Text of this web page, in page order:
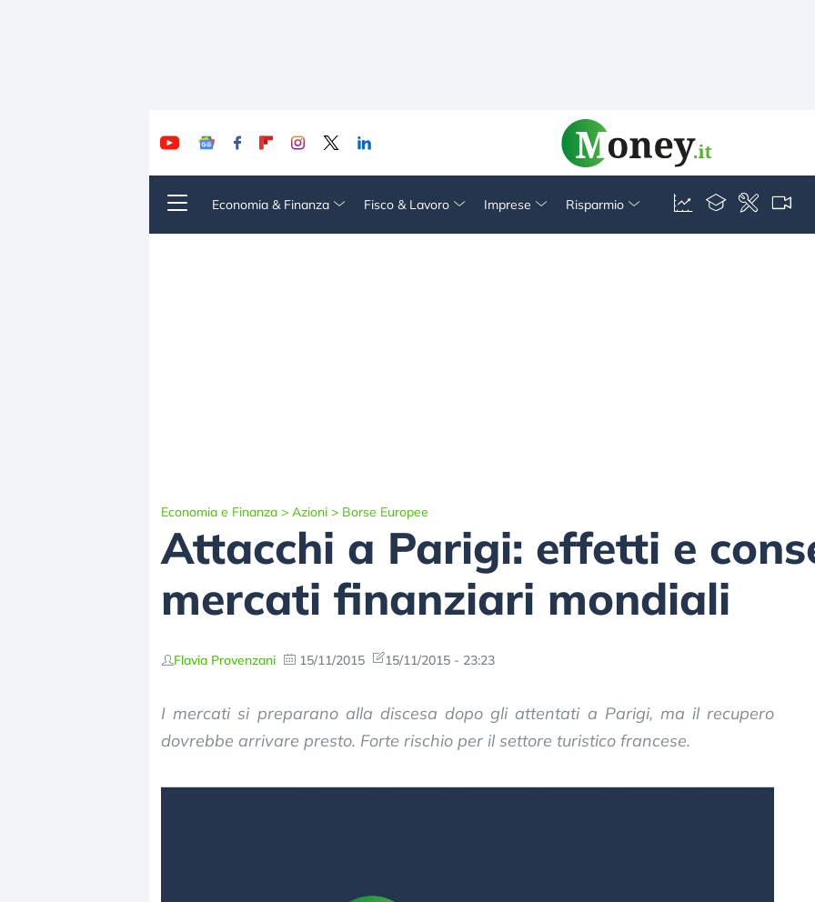
Economia & Finanza Fisco & Lavoro Imprese Risparmio
Economia e Finanza > Azioni > Borse Europee
Attacchi a Parigi: effetti e
mercati finanziari mondiali
Flavia Provenzani 15/11/2015 15/11/2015 - 23:23
I mercati si preparano alla discesa dopo gli attentati a Parigi, ma il recupero
dovrebbe arrivare presto. Forte rischio per il settore turistico francese.